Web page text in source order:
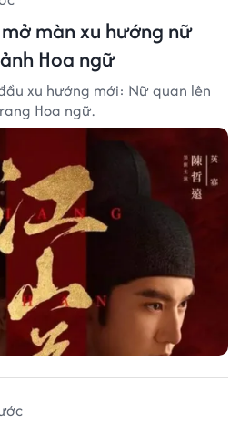
màn xu hướng nữ
Hoa ngữ
xu hướng mới: Nữ quan lên
Hoa ngữ.